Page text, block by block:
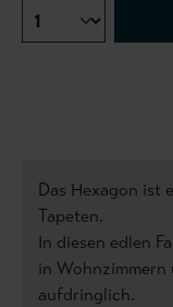
Das Hexagon ist
Tapeten.
In diesen edlen
in
aufdringlich.